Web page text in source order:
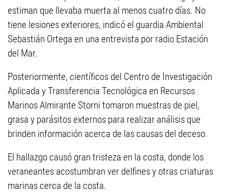
estiman que llevaba muerta al menos cuatro días. No
tiene lesiones exteriores, indicó el guardia Ambiental
Sebastián Ortega en una entrevista por radio Estación
del Mar.
Posteriormente, científicos del Centro de Investigación
Aplicada y Transferencia Tecnológica en Recursos
Marinos Almirante Storni tomaron muestras de piel,
grasa y parásitos externos para realizar análisis que
brinden información acerca de las causas del deceso.
El hallazgo causó gran tristeza en la costa, donde los
veraneantes acostumbran ver delfines y otras criaturas
marinas cerca de la costa.